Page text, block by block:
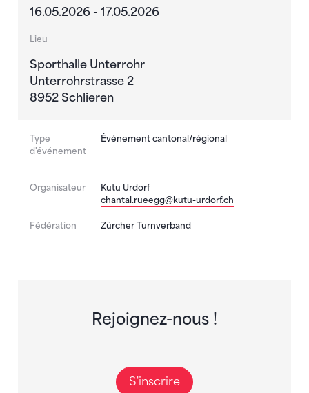
16.05.2026 - 17.05.2026
Lieu
Sporthalle Unterrohr
Unterrohrstrasse 2
8952 Schlieren
Type
d'événement
Événement cantonal/régional
Organisateur
Kutu Urdorf
chantal.rueegg@kutu-urdorf.ch
Fédération Zürcher Turnverband
Rejoignez-nous !
S'inscrire